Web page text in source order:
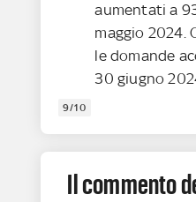
aumentati a
maggio 2024.
le domande
30 giugno
9/10
Il commento